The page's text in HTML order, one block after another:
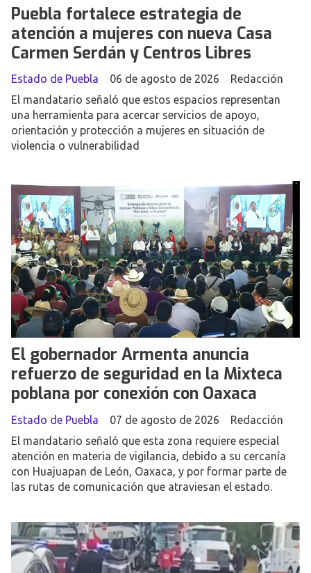
Puebla fortalece estrategia de
atención a mujeres con nueva Casa
Carmen Serdán y Centros Libres
Redacción
Estado de Puebla
06 de agosto de 2026
El mandatario señaló que estos espacios representan
una herramienta para acercar servicios de apoyo,
orientación y protección a mujeres en situación de
violencia o vulnerabilidad
El gobernador Armenta anuncia
refuerzo de seguridad en la Mixteca
poblana por conexión con Oaxaca
Redacción
Estado de Puebla
07 de agosto de 2026
El mandatario señaló que esta zona requiere especial
atención en materia de vigilancia, debido a su cercanía
con Huajuapan de León, Oaxaca, y por formar parte de
las rutas de comunicación que atraviesan el estado.